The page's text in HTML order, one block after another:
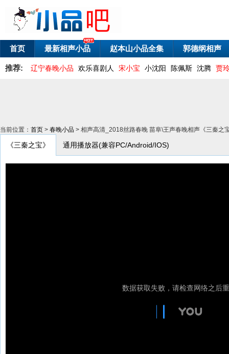
首页 最新相声小品 赵本山小品全集 郭德纲相声
推荐: 辽宁春晚小品 欢乐喜剧人 宋小宝 小沈阳 陈佩斯 沈腾 贾
当前位置： 首页 > 春晚小品 > 相声高清_2018丝路春晚 苗阜\王声春晚相声《三秦之
《三秦之宝》 通用播放器(兼容PC/Android/IOS)